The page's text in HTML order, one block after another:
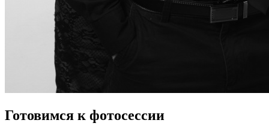
Готовимся к фотосессии